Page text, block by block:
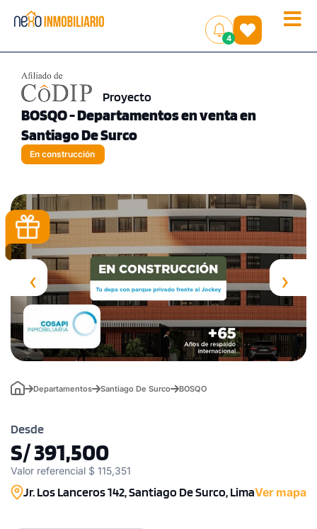
Toggle
4
()
Proyecto
BOSQO - Departamentos en venta en
Santiago De Surco
En construcción
‹ ›
Departamentos Santiago De Surco BOSQO
Desde
S/ 391,500
Valor referencial $ 115,351
Jr. Los Lanceros 142, Santiago De Surco, LimaVer mapa